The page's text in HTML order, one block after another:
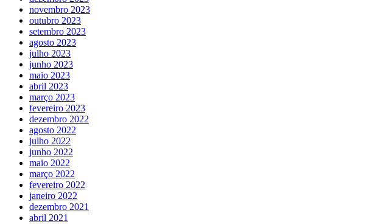
novembro 2023
outubro 2023
setembro 2023
agosto 2023
julho 2023
junho 2023
maio 2023
abril 2023
março 2023
fevereiro 2023
dezembro 2022
agosto 2022
julho 2022
junho 2022
maio 2022
março 2022
fevereiro 2022
janeiro 2022
dezembro 2021
abril 2021